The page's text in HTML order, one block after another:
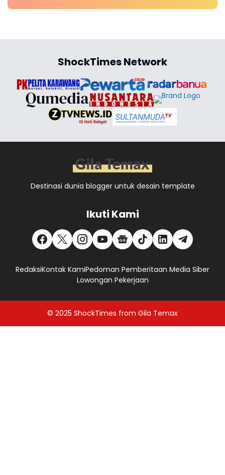
ShockTimes Network
Destinasi dunia blogger untuk desain template
Ikuti Kami
RedaksiKontak KamiPedoman Pemberitaan Media Siber
Lowongan Pekerjaan
© 2025 ShockTimes from Gila Temax